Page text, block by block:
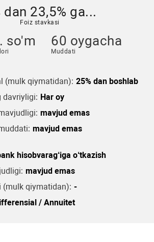
dan 23,5% ga...
Foiz stavkasi
so'm 60 oygacha
Muddati
(mulk qiymatidan): 25% dan boshlab
davriyligi: Har oy
mavjud emas
mavjud emas
hisobvarag‘iga o‘tkazish
mavjud emas
qiymatidan): -
/ Annuitet